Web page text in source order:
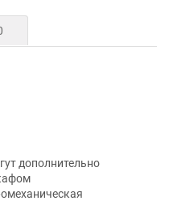
дополнительно